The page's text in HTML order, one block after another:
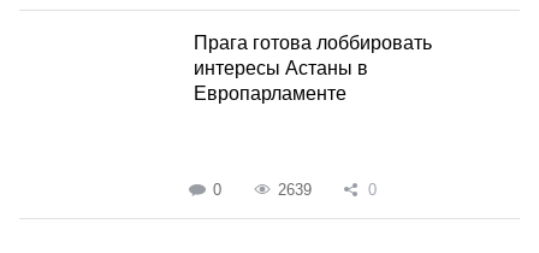
Прага готова лоббировать
интересы Астаны в
Европарламенте
0 2639 0